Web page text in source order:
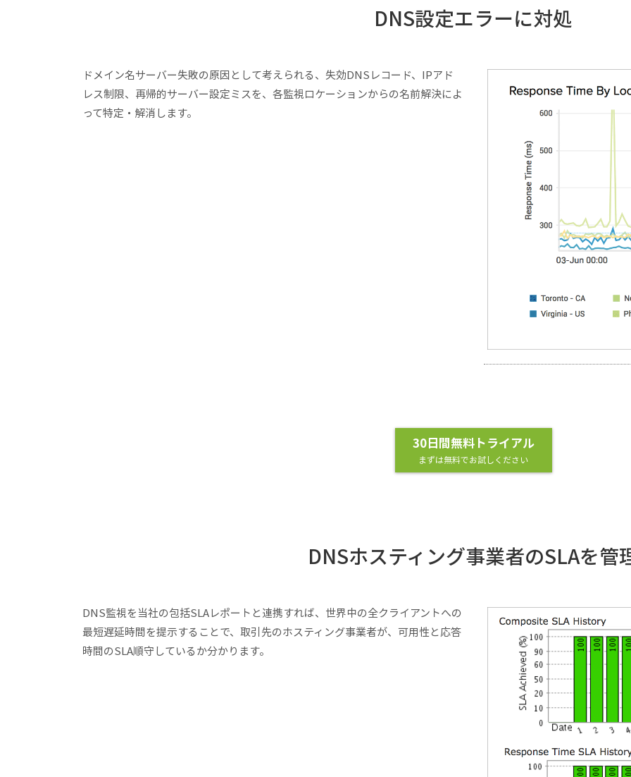
DNS設定エラーに対処
ドメイン名サーバー失敗の原因として考えられる、失効DNSレコード、IPアド
レス制限、再帰的サーバー設定ミスを、各監視ロケーションからの名前解決によ
って特定・解消します。
30日間無料トライアル
まずは無料でお試しください
DNSホスティング事業者のSLAを管
DNS監視を当社の包括SLAレポートと連携すれば、世界中の全クライアントへの
最短遅延時間を提示することで、取引先のホスティング事業者が、可用性と応答
時間のSLA順守しているか分かります。